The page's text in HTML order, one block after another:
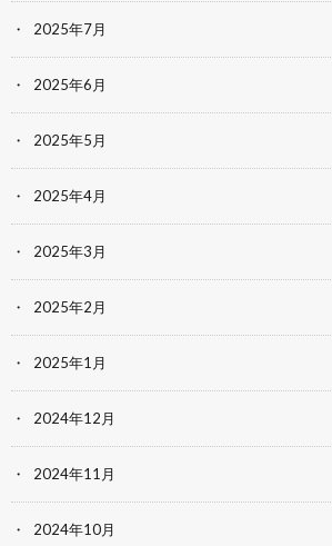
2025年7月
2025年6月
2025年5月
2025年4月
2025年3月
2025年2月
2025年1月
2024年12月
2024年11月
2024年10月